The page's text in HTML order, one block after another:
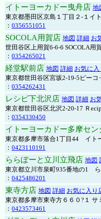
イトーヨーカドー曳舟店 地
東京都墨田区京島１丁目２-１イ
： 0356551051
SOCOLA用賀店 地図 詳細 お
世田谷区上用賀6-6-6 SOCOLA用
： 0354265021
経堂駅前店 地図 詳細 お気に
東京都世田谷区宮坂2-19-5ピー
： 0354262431
レシピ下北沢店 地図 詳細 お
東京都世田谷区北沢2-20-17 Ｒ
： 0354330450
イトーヨーカドー多摩セン
東京都多摩市落合1丁目44 イト
： 0423110191
ららぽーと立川立飛店 地図
東京都立川市泉町935番地の1
： 0425486201
東寺方店 地図 詳細 お気に入り
東京都多摩市東寺方６６０?１
： 0423573461